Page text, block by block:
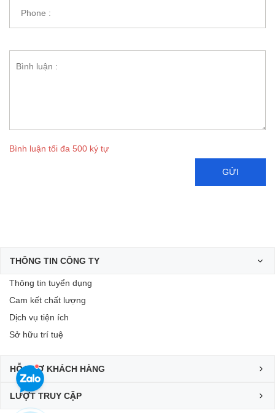
Bình luận tối đa 500 ký tự
GỬI
THÔNG TIN CÔNG TY
Thông tin tuyển dụng
Cam kết chất lượng
Dịch vụ tiện ích
Sở hữu trí tuệ
HỖ TRỢ KHÁCH HÀNG
LƯỢT TRUY CẬP